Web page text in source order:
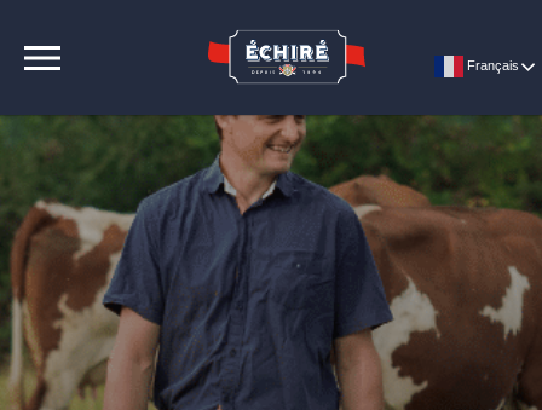
Français
CONTACT